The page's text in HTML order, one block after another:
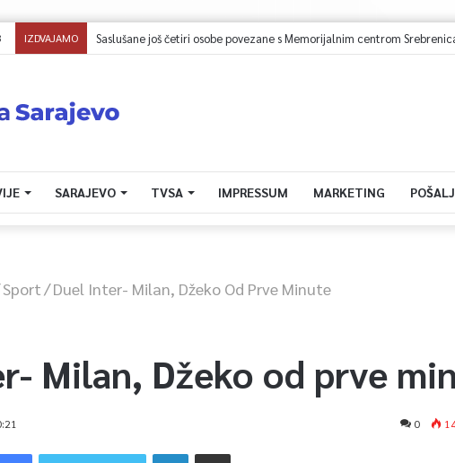
IZDVAJAMO Juli donio rast turističkog prometa u KS – Više od 112 hiljada gostiju i
SARAJEVO TVSA IMPRESSUM MARKETING
Sport/Duel Inter- Milan, Džeko Od Prve Minute
Milan, Džeko od prve
0